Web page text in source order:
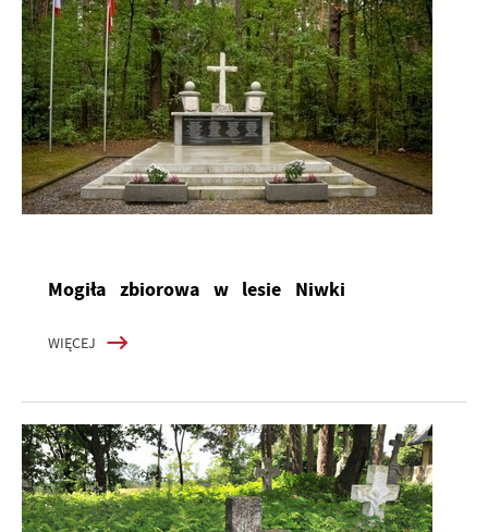
Mogiła zbiorowa w lesie Niwki
WIĘCEJ